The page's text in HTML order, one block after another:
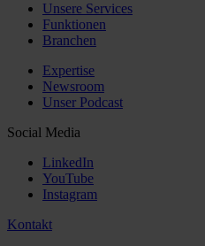
Unsere Services
Funktionen
Branchen
Expertise
Newsroom
Unser Podcast
Social Media
LinkedIn
YouTube
Instagram
Kontakt